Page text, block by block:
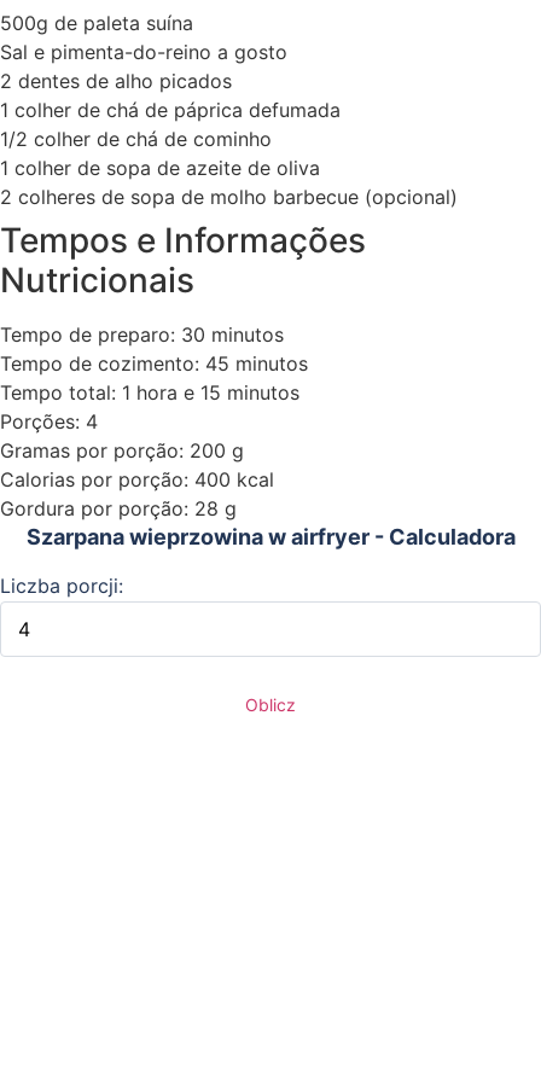
500g de paleta suína
Sal e pimenta-do-reino a gosto
2 dentes de alho picados
1 colher de chá de páprica defumada
1/2 colher de chá de cominho
1 colher de sopa de azeite de oliva
2 colheres de sopa de molho barbecue (opcional)
Tempos e Informações
Nutricionais
Tempo de preparo: 30 minutos
Tempo de cozimento: 45 minutos
Tempo total: 1 hora e 15 minutos
Porções: 4
Gramas por porção: 200 g
Calorias por porção: 400 kcal
Gordura por porção: 28 g
Szarpana wieprzowina w airfryer - Calculadora
Liczba porcji:
Oblicz